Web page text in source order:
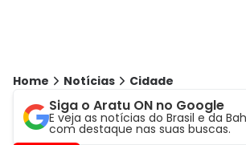
Home Notícias Cidade
Siga o Aratu ON no Google
E veja as notícias do Brasil e da
com destaque nas suas buscas.